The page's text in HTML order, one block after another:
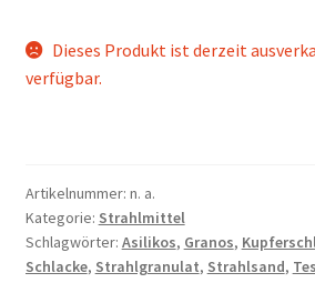
Dieses Produkt ist derzeit
verfügbar.
Artikelnummer: n. a.
Kategorie: Strahlmittel
Schlagwörter: Asilikos, Granos,
Schlacke, Strahlgranulat, Strahlsand,